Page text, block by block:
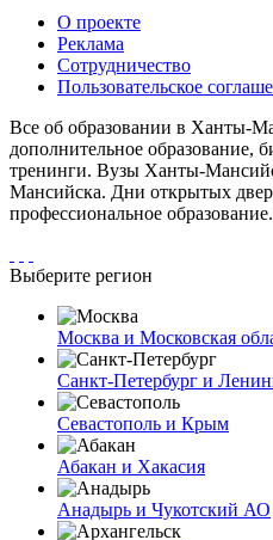
О проекте
Реклама
Сотрудничество
Пользовательское
Все об образовании в Ханты-
дополнительное образование,
тренинги. Вузы Ханты-
Мансийска. Дни открытых
профессиональное образование.
Выберите регион
Москва и Московская
Санкт-Петербург и
Севастополь и Крым
Абакан и Хакасия
Анадырь и Чукотский АО